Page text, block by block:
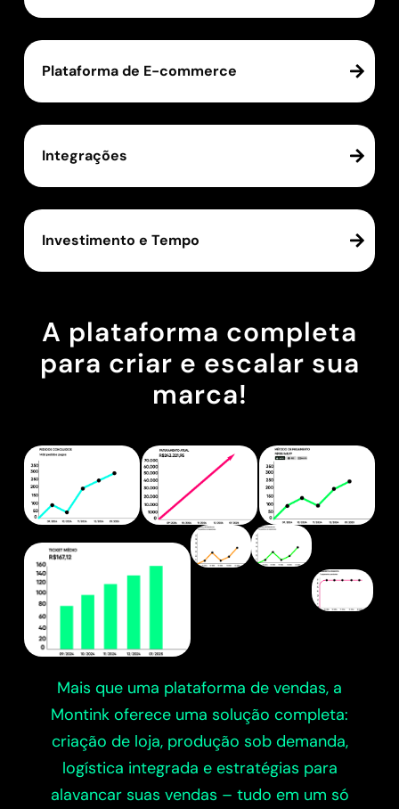
Plataforma de E-commerce
Integrações
Investimento e Tempo
A plataforma completa
para criar e escalar sua
marca!
Mais que uma plataforma de vendas, a
Montink oferece uma solução completa:
criação de loja, produção sob demanda,
logística integrada e estratégias para
alavancar suas vendas – tudo em um só